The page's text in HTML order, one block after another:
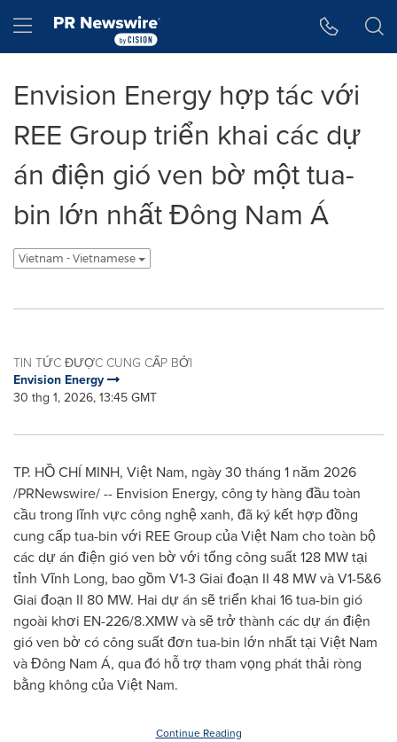
Hamburger menu
Envision Energy hợp tác với
REE Group triển khai các dự
án điện gió ven bờ một tua-
bin lớn nhất Đông Nam Á
Vietnam - Vietnamese
TIN TỨC ĐƯỢC CUNG CẤP BỞI
Envision Energy
30 thg 1, 2026, 13:45 GMT
TP. HỒ CHÍ MINH, Việt Nam, ngày 30 tháng 1 năm 2026
/PRNewswire/ -- Envision Energy, công ty hàng đầu toàn
cầu trong lĩnh vực công nghệ xanh, đã ký kết hợp đồng
cung cấp tua-bin với REE Group của Việt Nam cho toàn bộ
các dự án điện gió ven bờ với tổng công suất 128 MW tại
tỉnh Vĩnh Long, bao gồm V1-3 Giai đoạn II 48 MW và V1-5&6
Giai đoạn II 80 MW. Hai dự án sẽ triển khai 16 tua-bin gió
ngoài khơi EN-226/8.XMW và sẽ trở thành các dự án điện
gió ven bờ có công suất đơn tua-bin lớn nhất tại Việt Nam
và Đông Nam Á, qua đó hỗ trợ tham vọng phát thải ròng
bằng không của Việt Nam.
Continue Reading